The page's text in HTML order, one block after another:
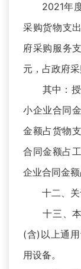
2021年度
采购货物支
府采购服务
元，占政府采
其中：授
小企业合同
金额占货物
合同金额占
企业合同金额
十二、关
十三、本
(含)以上通
用设备。